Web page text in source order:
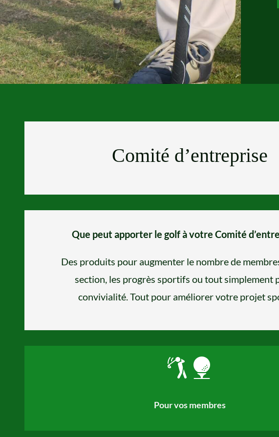
Comité d’entreprise
Que peut apporter le golf à votre Comité
Des produits pour augmenter le nombre de
section, les progrès sportifs ou tout simplement
convivialité. Tout pour améliorer votre projet
Pour vos membres